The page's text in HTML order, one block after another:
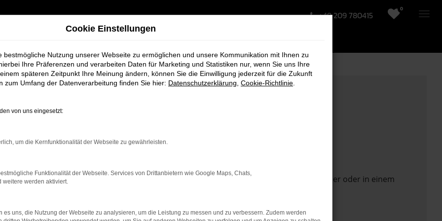
0
+49 209 780415
das Laden bestimmter Seiten verhindern. Funktioniert die Seite in einem anderen Browser oder in einem
zu beheben.
Cookie Einstellungen
bestmögliche Nutzung unserer Webseite zu ermöglichen und unsere Kommunikation mit Ihnen zu
Ihre Präferenzen und verarbeiten Daten für Marketing und Statistiken nur, wenn Sie uns Ihre
späteren Zeitpunkt Ihre Meinung ändern, können Sie die Einwilligung jederzeit für die Zukunft
zum Umfang der Datenverarbeitung finden Sie hier: Datenschutzerklärung Cookie-Richtlinie
von uns eingesetzt:
um die Kernfunktionalität der Webseite zu gewährleisten.
Funktionalität der Webseite. Services von Drittanbietern wie Google Maps, Chats,
weitere werden aktiviert.
es uns, die Nutzung der Webseite zu analysieren, um die Leistung zu messen und zu verbessern. Zudem werden